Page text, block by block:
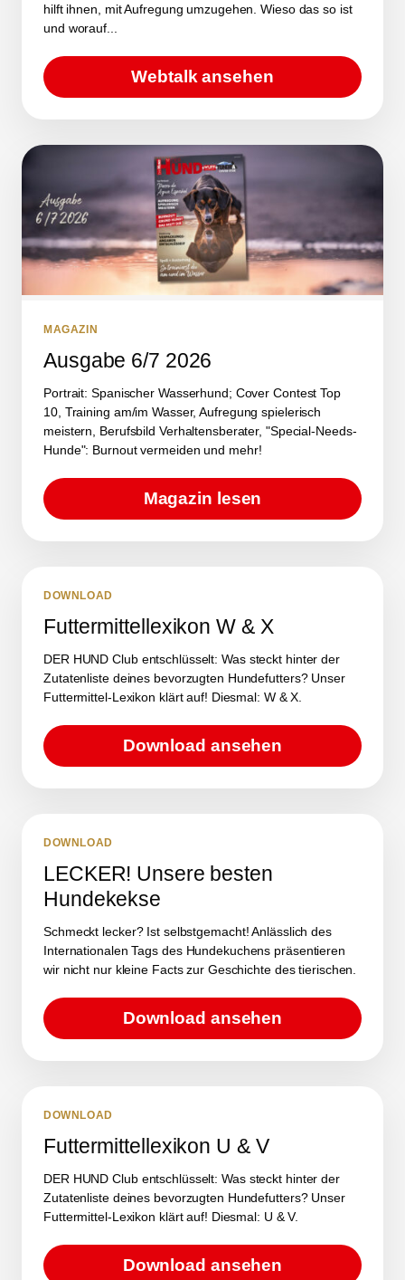
hilft ihnen, mit Aufregung umzugehen. Wieso das so ist
und worauf...
Webtalk ansehen
MAGAZIN
Ausgabe 6/7 2026
Portrait: Spanischer Wasserhund; Cover Contest Top
10, Training am/im Wasser, Aufregung spielerisch
meistern, Berufsbild Verhaltensberater, "Special-Needs-
Hunde": Burnout vermeiden und mehr!
Magazin lesen
DOWNLOAD
Futtermittellexikon W & X
DER HUND Club entschlüsselt: Was steckt hinter der
Zutatenliste deines bevorzugten Hundefutters? Unser
Futtermittel-Lexikon klärt auf! Diesmal: W & X.
Download ansehen
DOWNLOAD
LECKER! Unsere besten
Hundekekse
Schmeckt lecker? Ist selbstgemacht! Anlässlich des
Internationalen Tags des Hundekuchens präsentieren
wir nicht nur kleine Facts zur Geschichte des tierischen.
Download ansehen
DOWNLOAD
Futtermittellexikon U & V
DER HUND Club entschlüsselt: Was steckt hinter der
Zutatenliste deines bevorzugten Hundefutters? Unser
Futtermittel-Lexikon klärt auf! Diesmal: U & V.
Download ansehen